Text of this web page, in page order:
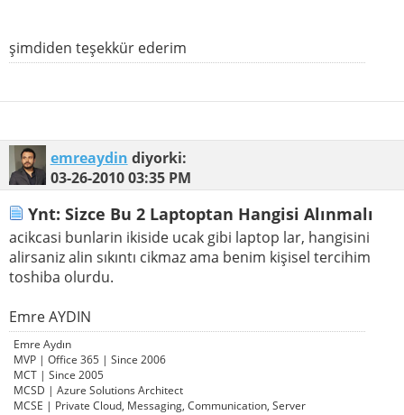
şimdiden teşekkür ederim
emreaydin diyorki:
03-26-201003:35 PM
Ynt: Sizce Bu 2 Laptoptan Hangisi Alınmalı
acikcasi bunlarin ikiside ucak gibi laptop lar, hangisini
alirsaniz alin sıkıntı cikmaz ama benim kişisel tercihim
toshiba olurdu.
Emre AYDIN
Emre Aydın
MVP | Office 365 | Since 2006
MCT | Since 2005
MCSD | Azure Solutions Architect
MCSE | Private Cloud, Messaging, Communication, Server